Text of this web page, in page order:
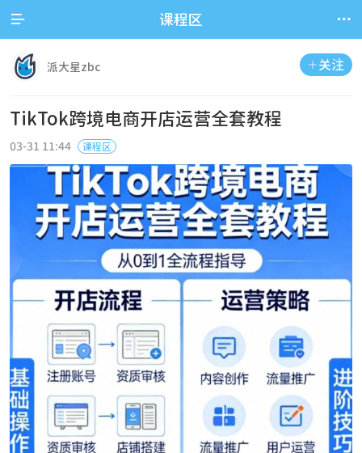
 课程区 
 关注
派大星zbc
TikTok跨境电商开店运营全套教程
03-31 11:44 课程区